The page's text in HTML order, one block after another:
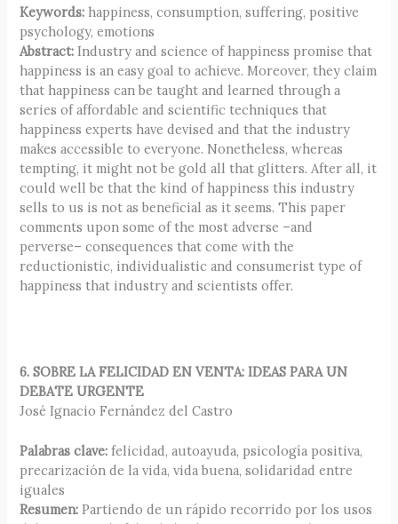
Keywords:happiness, consumption, suffering, positive
psychology, emotions
Abstract:Industry and science of happiness promise that
happiness is an easy goal to achieve. Moreover, they claim
that happiness can be taught and learned through a
series of affordable and scientific techniques that
happiness experts have devised and that the industry
makes accessible to everyone. Nonetheless, whereas
tempting, it might not be gold all that glitters. After all, it
could well be that the kind of happiness this industry
sells to us is not as beneficial as it seems. This paper
comments upon some of the most adverse –and
perverse– consequences that come with the
reductionistic, individualistic and consumerist type of
happiness that industry and scientists offer.
6. SOBRE LA FELICIDAD EN VENTA: IDEAS PARA UN
DEBATE URGENTE
José Ignacio Fernández del Castro
Palabras clave:felicidad, autoayuda, psicología positiva,
precarización de la vida, vida buena, solidaridad entre
iguales
Resumen:Partiendo de un rápido recorrido por los usos